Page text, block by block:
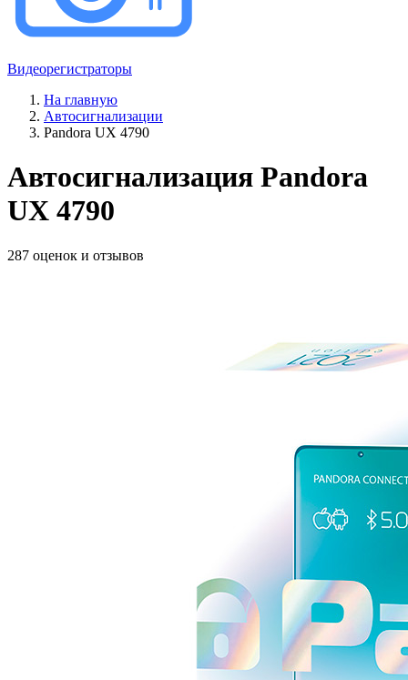
Видеорегистраторы
На главную
Автосигнализации
Pandora UX 4790
Автосигнализация Pandora
UX 4790
287 оценок и отзывов